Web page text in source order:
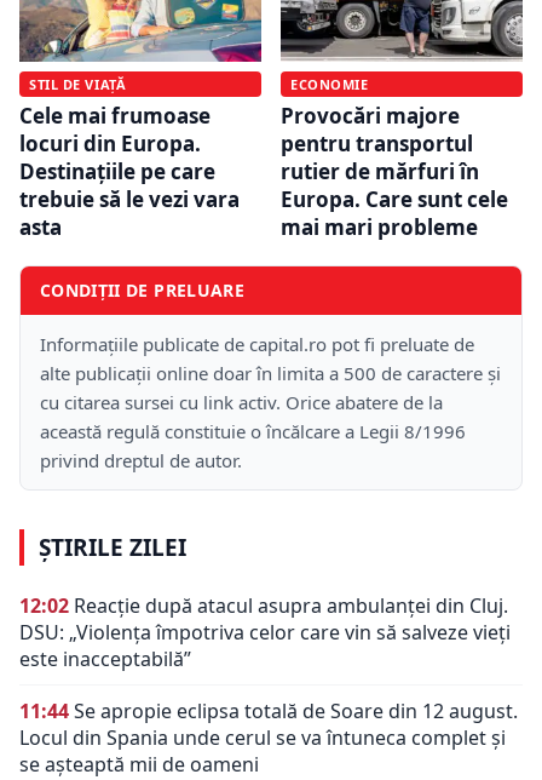
STIL DE VIAȚĂ
Cele mai frumoase
locuri din Europa.
Destinațiile pe care
trebuie să le vezi vara
asta
ECONOMIE
Provocări majore
pentru transportul
rutier de mărfuri în
Europa. Care sunt cele
mai mari probleme
CONDIȚII DE PRELUARE
Informațiile publicate de capital.ro pot fi preluate de
alte publicații online doar în limita a 500 de caractere și
cu citarea sursei cu link activ. Orice abatere de la
această regulă constituie o încălcare a Legii 8/1996
privind dreptul de autor.
ȘTIRILE ZILEI
12:02 Reacție după atacul asupra ambulanței din Cluj.
DSU: „Violența împotriva celor care vin să salveze vieți
este inacceptabilă”
11:44Se apropie eclipsa totală de Soare din 12 august.
Locul din Spania unde cerul se va întuneca complet și
se așteaptă mii de oameni